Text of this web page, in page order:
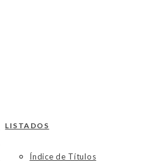
LISTADOS
Índice de Títulos